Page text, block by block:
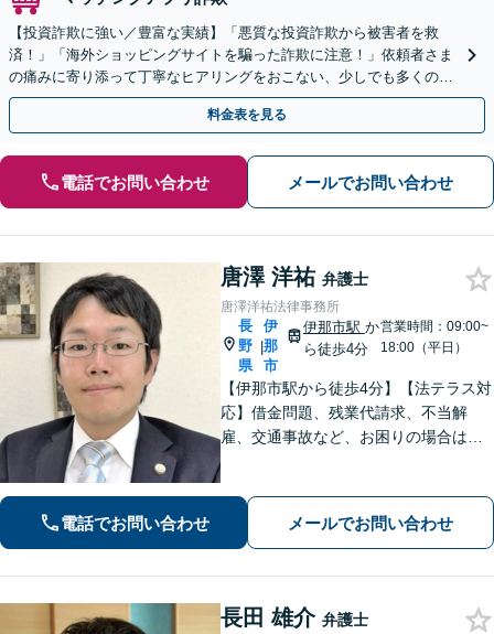
【投資詐欺に強い／豊富な実績】「悪質な投資詐欺から被害者を救
済！」「海外ショッピングサイトを騙った詐欺に注意！」依頼者さま
の痛みに寄り添って丁寧なヒアリングをおこない、少しでも多くの返
金が得られるよう尽力します！
料金表を見る
電話でお問い合わせ メールでお問い合わせ
唐澤 洋祐 弁護士
唐澤洋祐法律事務所
長
野
県
|
伊
那
市
伊那市駅 か
ら徒歩4分
営業時間：09:00~
18:00（平日）
【伊那市駅から徒歩4分】【法テラス対
応】借金問題、残業代請求、不当解
雇、交通事故など、お困りの場合はす
ます!【秘密厳守】【破産管財人】
電話でお問い合わせ メールでお問い合わせ
長田 雄介 弁護士